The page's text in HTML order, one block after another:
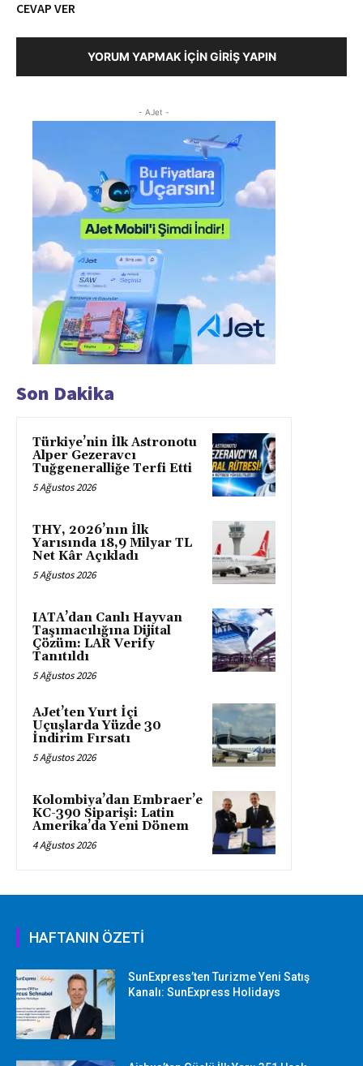
CEVAP VER
YORUM YAPMAK İÇIN GIRIŞ YAPIN
- AJet -
Son Dakika
Türkiye’nin İlk Astronotu
Alper Gezeravcı
Tuğgeneralliğe Terfi Etti
5 Ağustos 2026
THY, 2026’nın İlk
Yarısında 18,9 Milyar TL
Net Kâr Açıkladı
5 Ağustos 2026
IATA’dan Canlı Hayvan
Taşımacılığına Dijital
Çözüm: LAR Verify
Tanıtıldı
5 Ağustos 2026
AJet’ten Yurt İçi
Uçuşlarda Yüzde 30
İndirim Fırsatı
5 Ağustos 2026
Kolombiya’dan Embraer’e
KC-390 Siparişi: Latin
Amerika’da Yeni Dönem
4 Ağustos 2026
HAFTANIN ÖZETİ
SunExpress’ten Turizme Yeni Satış
Kanalı: SunExpress Holidays